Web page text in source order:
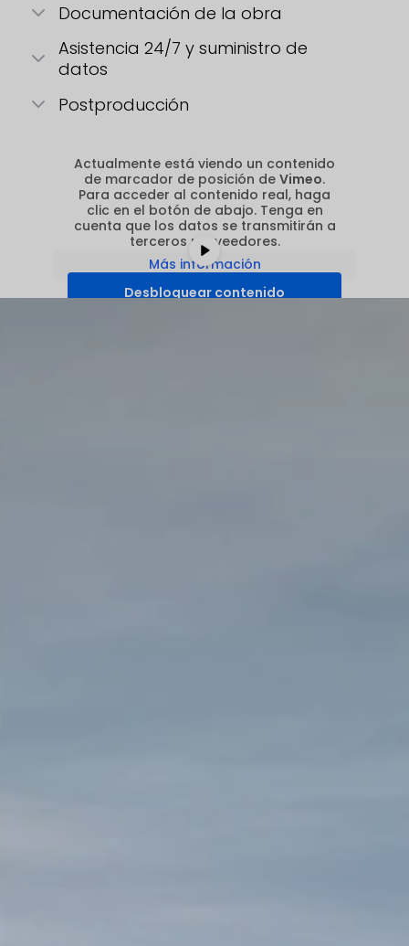
Documentación de la obra
Asistencia 24/7 y suministro de
datos
Postproducción
Actualmente está viendo un contenido
de marcador de posición de Vimeo.
Para acceder al contenido real, haga
clic en el botón de abajo. Tenga en
cuenta que los datos se transmitirán a
terceros proveedores.
Más información
Desbloquear contenido